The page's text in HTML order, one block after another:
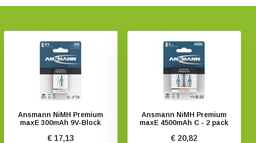
Ansmann NiMH Premium
maxE 300mAh 9V-Block
€ 17,13
Ansmann NiMH Premium
maxE 4500mAh C - 2 pack
€ 20,82